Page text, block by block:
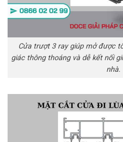
Cửa trượt 3 ray giúp mở được
giác thông thoáng và dễ kết nối
nhà.